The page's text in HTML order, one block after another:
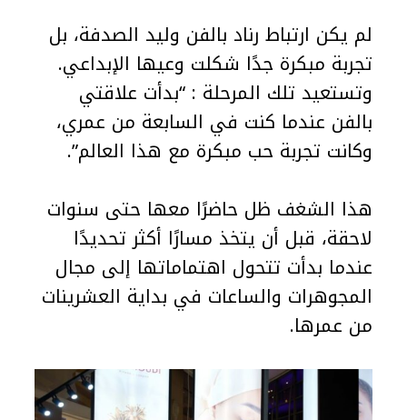
لم يكن ارتباط رناد بالفن وليد الصدفة، بل
تجربة مبكرة جدًا شكلت وعيها الإبداعي.
وتستعيد تلك المرحلة : “بدأت علاقتي
بالفن عندما كنت في السابعة من عمري،
وكانت تجربة حب مبكرة مع هذا العالم”.
هذا الشغف ظل حاضرًا معها حتى سنوات
لاحقة، قبل أن يتخذ مسارًا أكثر تحديدًا
عندما بدأت تتحول اهتماماتها إلى مجال
المجوهرات والساعات في بداية العشرينات
من عمرها.